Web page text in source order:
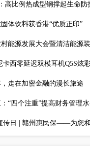
高比例热成型钢撑起生命防
体饮料获香港“优质正印”
走在加密金融的漫长旅途
“四个注重”提高财务管理